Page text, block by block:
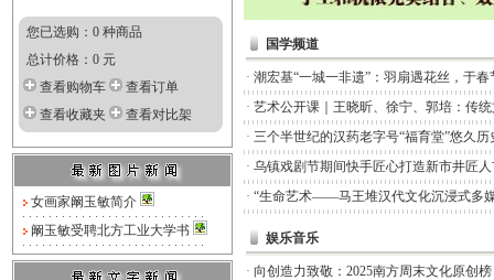
您已选购：0 种商品
总计价格：0 元
查看购物车
查看订单
查看收藏夹
查看对比架
女画家阚玉敏简介
阚玉敏受聘北方工业大学书
国学频道
· 潮宏基“一城一非遗”：羽扇遇花丝，于
· 艺术公开课｜王晓昕、徐宁、郭培：传
· 三个半世纪的汉药老字号“福育堂”悠久历
· 乌镇戏剧节期间快手匠心打造新市井匠
· “生命艺术——马王堆汉代文化沉浸式多
娱乐音乐
· 向创造力致敬：2025南方周末文化原创